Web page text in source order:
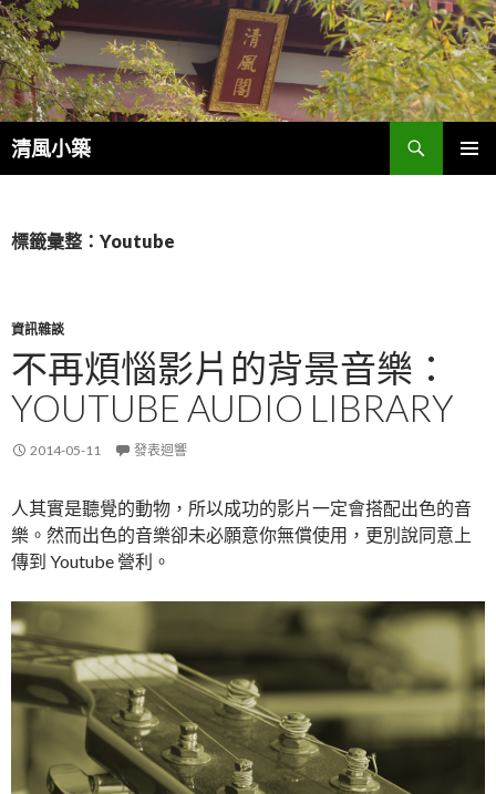
清風小築
搜
尋
容
標籤彙整：Youtube
資訊雜談
不再煩惱影片的背景音樂：
YOUTUBE AUDIO LIBRARY
2014-05-11 發表迴響
人其實是聽覺的動物，所以成功的影片一定會搭配出色的音
樂。然而出色的音樂卻未必願意你無償使用，更別說同意上
傳到 Youtube 營利。